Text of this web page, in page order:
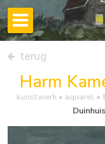
terug
Harm
kunstwerk • aquarel •